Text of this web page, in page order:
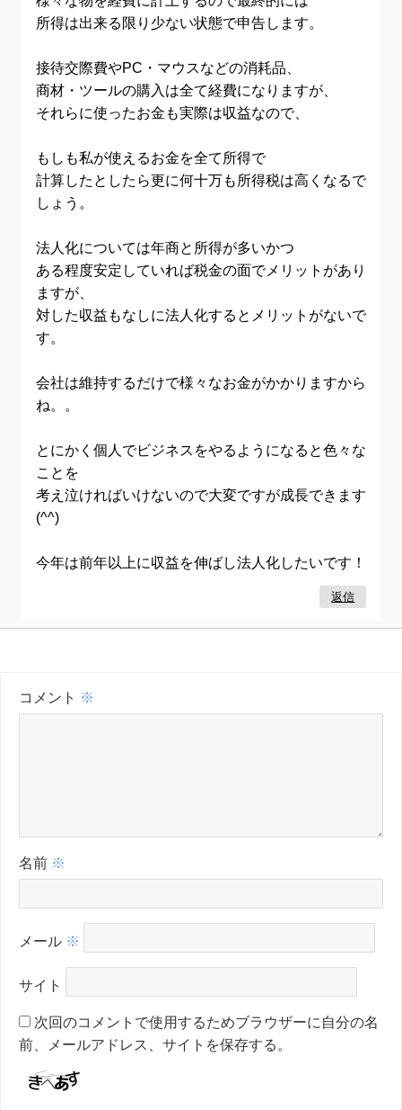
所得は出来る限り少ない状態で申告します。
接待交際費やPC・マウスなどの消耗品、
商材・ツールの購入は全て経費になりますが、
それらに使ったお金も実際は収益なので、
もしも私が使えるお金を全て所得で
計算したとしたら更に何十万も所得税は高くなるで
しょう。
法人化については年商と所得が多いかつ
ある程度安定していれば税金の面でメリットがあり
ますが、
対した収益もなしに法人化するとメリットがないで
す。
会社は維持するだけで様々なお金がかかりますから
ね。。
とにかく個人でビジネスをやるようになると色々な
ことを
考え泣ければいけないので大変ですが成長できます
(^^)
今年は前年以上に収益を伸ばし法人化したいです！
返信
コメント ※
名前 ※
メール ※
サイト
次回のコメントで使用するためブラウザーに自分の名
前、メールアドレス、サイトを保存する。